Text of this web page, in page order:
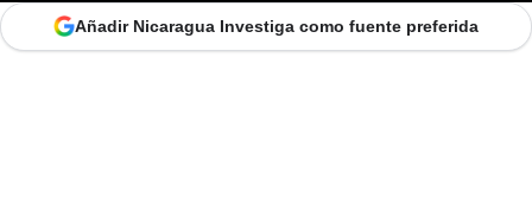
Añadir Nicaragua Investiga como fuente preferida